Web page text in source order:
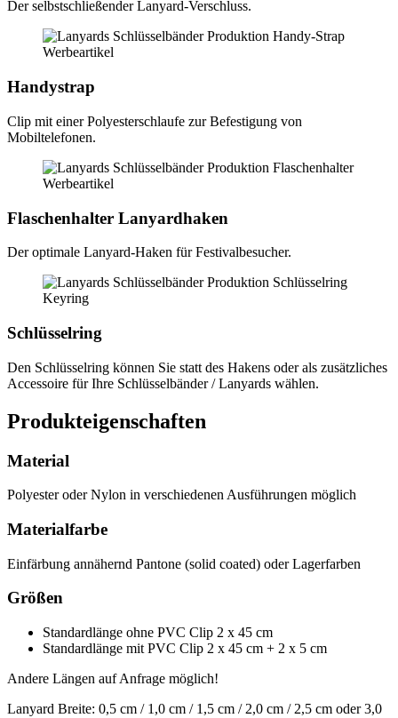
Der selbstschließender Lanyard-Verschluss.
Handystrap
Clip mit einer Polyesterschlaufe zur Befestigung von
Mobiltelefonen.
Flaschenhalter Lanyardhaken
Der optimale Lanyard-Haken für Festivalbesucher.
Schlüsselring
Den Schlüsselring können Sie statt des Hakens oder als zusätzliches
Accessoire für Ihre Schlüsselbänder / Lanyards wählen.
Produkteigenschaften
Material
Polyester oder Nylon in verschiedenen Ausführungen möglich
Materialfarbe
Einfärbung annähernd Pantone (solid coated) oder Lagerfarben
Größen
Standardlänge ohne PVC Clip 2 x 45 cm
Standardlänge mit PVC Clip 2 x 45 cm + 2 x 5 cm
Andere Längen auf Anfrage möglich!
Lanyard Breite: 0,5 cm / 1,0 cm / 1,5 cm / 2,0 cm / 2,5 cm oder 3,0